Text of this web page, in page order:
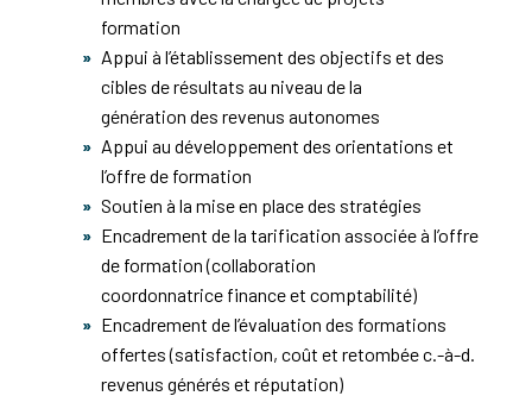
formation
Appui à l’établissement des objectifs et des
cibles de résultats au niveau de la
génération des revenus autonomes
Appui au développement des orientations et
l’offre de formation
Soutien à la mise en place des stratégies
Encadrement de la tarification associée à l’offre
de formation (collaboration
coordonnatrice finance et comptabilité)
Encadrement de l’évaluation des formations
offertes (satisfaction, coût et retombée c.-à-d.
revenus générés et réputation)